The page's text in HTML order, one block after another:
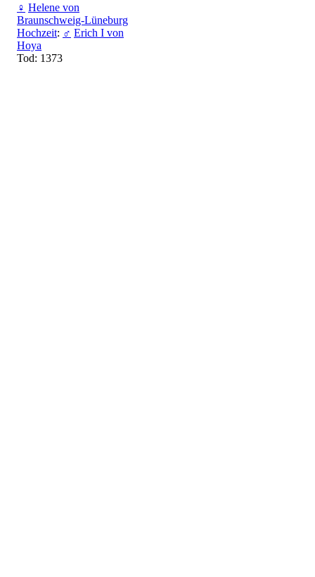
♀ Helene von
Braunschweig-Lüneburg
Hochzeit: ♂ Erich I von
Hoya
Tod: 1373